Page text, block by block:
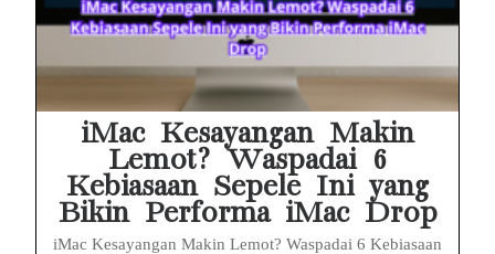
iMac Kesayangan Makin
Lemot? Waspadai 6
Kebiasaan Sepele Ini yang
Bikin Performa iMac Drop
iMac Kesayangan Makin Lemot? Waspadai 6 Kebiasaan